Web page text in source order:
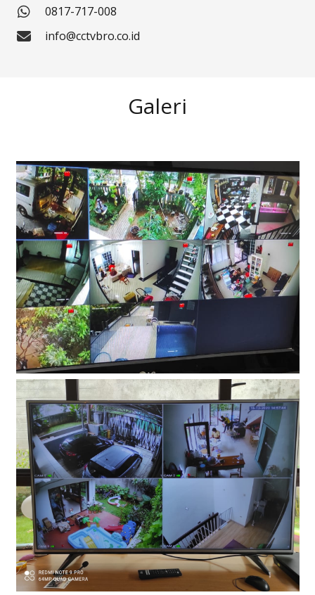
0817-717-008
info@cctvbro.co.id
Galeri